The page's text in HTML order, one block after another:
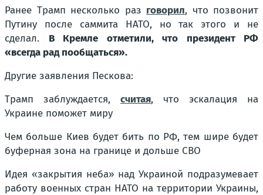
Ранее Трамп несколько раз говорил, что позвонит
Путину после саммита НАТО, но так этого и не
сделал. В Кремле отметили, что президент РФ
«всегда рад пообщаться».
Другие заявления Пескова:
Трамп заблуждается, считая, что эскалация на
Украине поможет миру
Чем больше Киев будет бить по РФ, тем шире будет
буферная зона на границе и дольше СВО
Идея «закрытия неба» над Украиной подразумевает
работу военных стран НАТО на территории Украины,